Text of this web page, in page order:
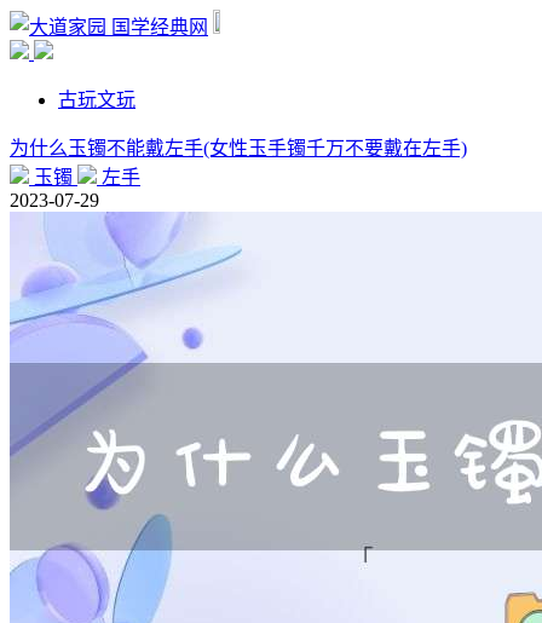
国学经典网
古玩文玩
为什么玉镯不能戴左手(女性玉手镯千万不要戴在左手)
玉镯
左手
2023-07-29